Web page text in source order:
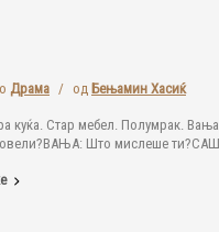
Драма / од Бењамин Хасиќ
куќа. Стар мебел. Полумрак.
Што мислеше